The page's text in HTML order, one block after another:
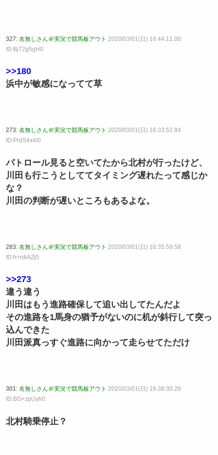
327: 名無しさん＠実況で競馬板アウト 2020/03/01(日) 16:44:11.00
ID:Bj72g5gH0
>>180
浜中が敏感になってて草
273: 名無しさん＠実況で競馬板アウト 2020/03/01(日) 16:33:52.84
ID:PrdS4x4/0
パトロール見ると空いてたから北村が行ったけど、
川田も行こうとしててタイミング遅れたって感じか
な？
川田の判断が遅いところもあるよな。
283: 名無しさん＠実況で競馬板アウト 2020/03/01(日) 16:35:59.58
ID:h+rdiAZj0
>>273
違う違う
川田はもう進路確保して追い出してたんだよ
その進路を1馬身の猶予がないのに机が斜行して突っ
込んできた
川田派真っすぐ進路に向かって走らせてただけ
301: 名無しさん＠実況で競馬板アウト 2020/03/01(日) 16:38:30.28
ID:BG+zpUyh0
北村騎乗停止？